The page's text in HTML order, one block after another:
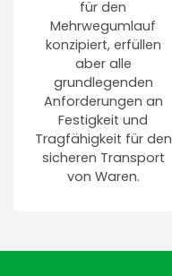
für den
Mehrwegumlauf
konzipiert, erfüllen
aber alle
grundlegenden
Anforderungen an
Festigkeit und
Tragfähigkeit für den
sicheren Transport
von Waren.